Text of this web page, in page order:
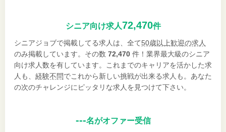
シニア向け求人72,470件
シニアジョブで掲載してる求人は、全て50歳以上歓迎の求人
のみ掲載しています。その数 72,470 件！業界最大級のシニア
向け求人数を有しています。これまでのキャリアを活かした求
人も、 経験不問でこれから新しい挑戦が出来る求人も。あなた
の次のチャレンジにピッタリな求人を見つけて下さい。
---名がオファー受信